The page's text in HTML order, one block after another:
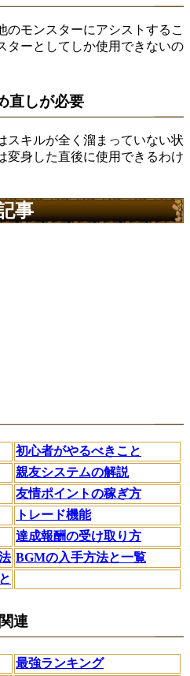
のモンスターにアシストするこ
ターとしてしか使用できないの
直しが必要
スキルが全く溜まっていない状
変身した直後に使用できるわけ
事
初心者がやるべきこと
親友システムの解説
友情ポイントの稼ぎ方
トレード機能
達成報酬の受け取り方
BGMの入手方法と一覧
連
最強ランキング